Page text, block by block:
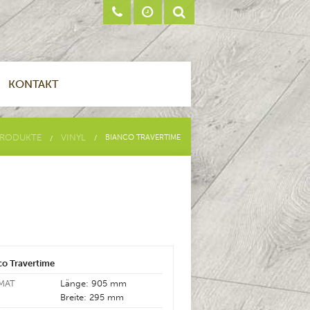
KONTAKT
VINYL BIANCO TRAVERTIME
Travertime
Länge: 905 mm
Breite: 295 mm